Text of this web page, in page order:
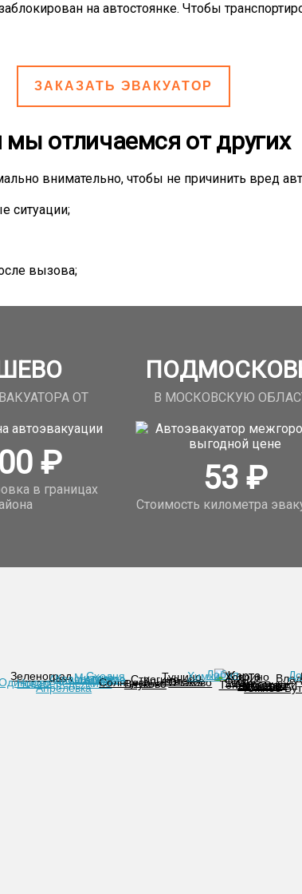
на автостоянке. Чтобы
ЗАКАЗАТЬ ЭВАКУАТОР
отличаемся от других
внимательно, чтобы не причинить вред
ситуации;
вызова;
ОТ
₽
в границах
В МОСКОВСКУЮ
53₽
Стоимость километра
Апрелевка
Архангельское
Южное
Внуково
ЗеленоградКрасногорск КрылатскоеЛобня
Митино
Новопеределкино Очаково
СолнцевоСтрогино
Сходня
Теплый стан
Тушино Фили
Химки Ховрино
Черемушки
Чертаново
Ясенево